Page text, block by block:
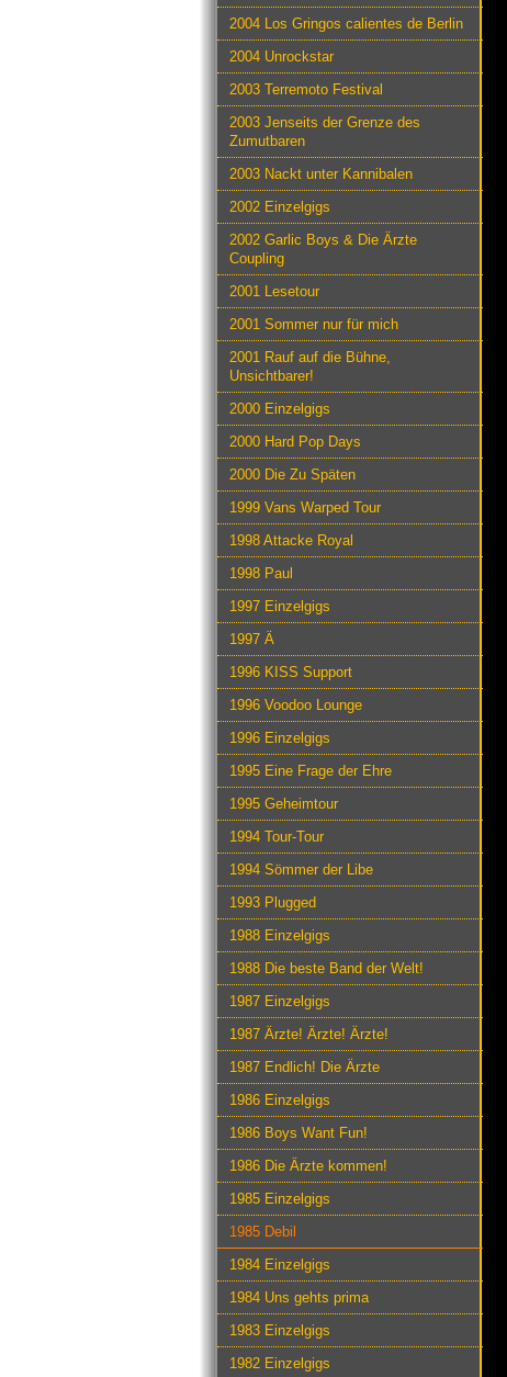
2004 Los Gringos calientes de Berlin
2004 Unrockstar
2003 Terremoto Festival
2003 Jenseits der Grenze des
Zumutbaren
2003 Nackt unter Kannibalen
2002 Einzelgigs
2002 Garlic Boys & Die Ärzte
Coupling
2001 Lesetour
2001 Sommer nur für mich
2001 Rauf auf die Bühne,
Unsichtbarer!
2000 Einzelgigs
2000 Hard Pop Days
2000 Die Zu Späten
1999 Vans Warped Tour
1998 Attacke Royal
1998 Paul
1997 Einzelgigs
1997 Ä
1996 KISS Support
1996 Voodoo Lounge
1996 Einzelgigs
1995 Eine Frage der Ehre
1995 Geheimtour
1994 Tour-Tour
1994 Sömmer der Libe
1993 Plugged
1988 Einzelgigs
1988 Die beste Band der Welt!
1987 Einzelgigs
1987 Ärzte! Ärzte! Ärzte!
1987 Endlich! Die Ärzte
1986 Einzelgigs
1986 Boys Want Fun!
1986 Die Ärzte kommen!
1985 Einzelgigs
1985 Debil
1984 Einzelgigs
1984 Uns gehts prima
1983 Einzelgigs
1982 Einzelgigs